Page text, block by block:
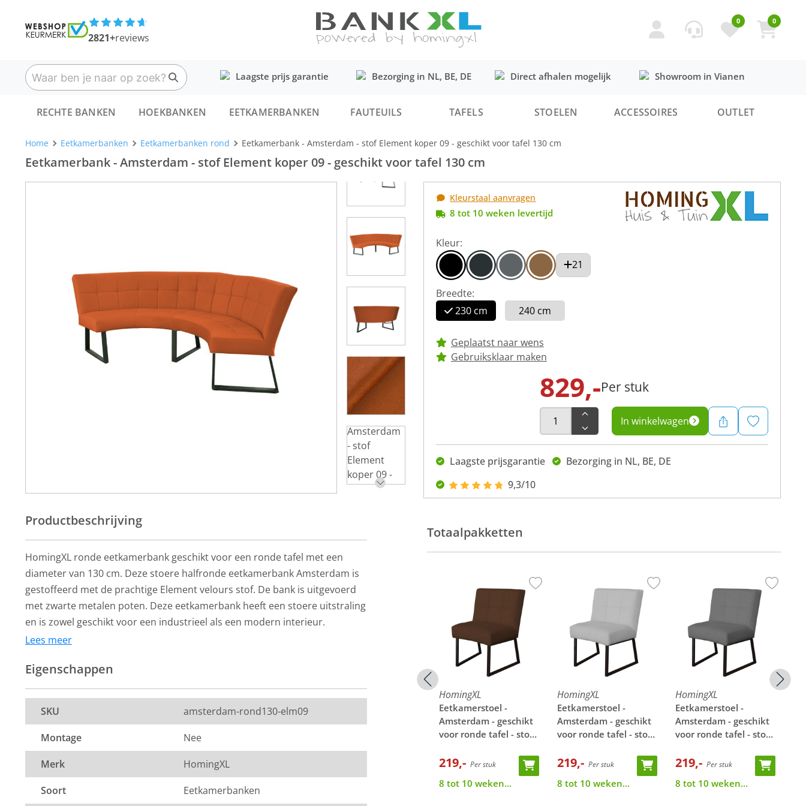
2821+reviews
0 0
Laagste prijs garantie Bezorging in NL, BE, DE Direct afhalen mogelijk Showroom in Vianen
RECHTE BANKEN HOEKBANKEN EETKAMERBANKEN FAUTEUILS TAFELS STOELEN ACCESSOIRES OUTLET
Home Eetkamerbanken Eetkamerbanken rond Eetkamerbank - Amsterdam - stof Element koper 09 - geschikt voor tafel 130 cm
Eetkamerbank - Amsterdam - stof Element koper 09 - geschikt voor tafel 130 cm
Kleurstaal aanvragen
8 tot 10 weken levertijd
Kleur:
21
Breedte:
230 cm
240 cm
Geplaatst naar wens
Gebruiksklaar maken
829,-Per stuk
In winkelwagen
Laagste prijsgarantie
Bezorging in NL, BE, DE
9,3/10
Productbeschrijving
HomingXL ronde eetkamerbank geschikt voor een ronde tafel met een
diameter van 130 cm. Deze stoere halfronde eetkamerbank Amsterdam is
gestoffeerd met de prachtige Element velours stof. De bank is uitgevoerd
met zwarte metalen poten. Deze eetkamerbank heeft een stoere uitstraling
en is zowel geschikt voor een industrieel als een modern interieur.
Afmeting:
hoek naar hoek: 230 cm (breedte)
Zitdiepte: 44 cm
Zithoogte: 51 cm
De kleur op de foto kan per computerscherm afwijken van de werkelijkheid.
Zeker weten dat dit de kleur is die je zoekt? Vraag dan een stukje van de
Lees meer
Eigenschappen
SKU
amsterdam-rond130-elm09
Montage
Nee
Merk
HomingXL
Soort
Eetkamerbanken
Totaalpakketten
Eetkamerstoel -
219,-
8 tot 10 weken
HomingXL
Eetkamerstoel -
Amsterdam - geschikt
voor ronde tafel - stof
25
219,- Per stuk
8 tot 10 weken
HomingXL
Eetkamerstoel -
Amsterdam - geschikt
voor ronde tafel - stof
219,- Per stuk
8 tot 10 weken
HomingXL
Eetkamerstoel -
Amsterdam - geschikt
voor ronde tafel - stof
23
219,- Per stuk
8 tot 10 weken